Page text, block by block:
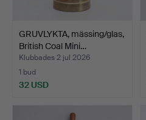
GRUVLYKTA, mässing/glas,
British Coal Mini…
Klubbades 2 jul 2026
1 bud
32 USD